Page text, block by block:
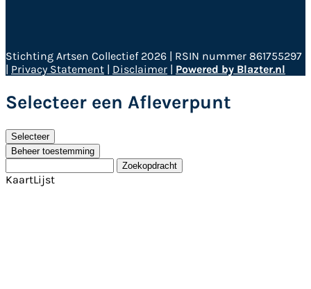
Stichting Artsen Collectief 2026 | RSIN nummer 861755297
| Privacy Statement | Disclaimer | Powered by Blazter.nl
Selecteer een Afleverpunt
Selecteer
Beheer toestemming
Zoekopdracht
KaartLijst